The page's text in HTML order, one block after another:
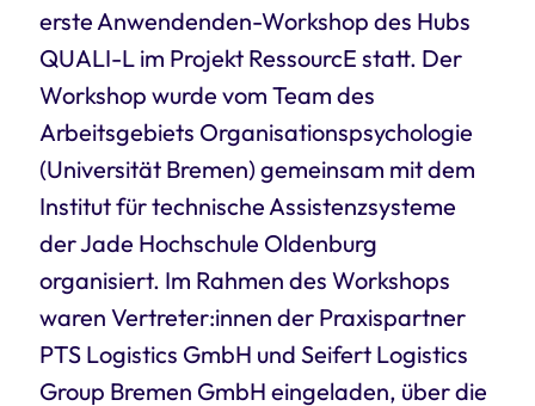
erste Anwendenden-Workshop des Hubs
QUALI-L im Projekt RessourcE statt. Der
Workshop wurde vom Team des
Arbeitsgebiets Organisationspsychologie
(Universität Bremen) gemeinsam mit dem
Institut für technische Assistenzsysteme
der Jade Hochschule Oldenburg
organisiert. Im Rahmen des Workshops
waren Vertreter:innen der Praxispartner
PTS Logistics GmbH und Seifert Logistics
Group Bremen GmbH eingeladen, über die